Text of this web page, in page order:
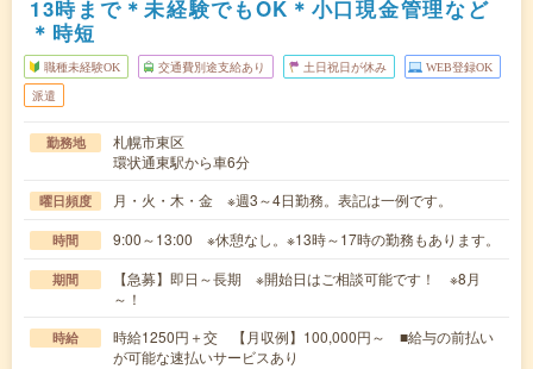
13時まで＊未経験でもOK＊小口現金管理など
＊時短
職種未経験OK 交通費別途支給あり 土日祝日が休み WEB登録OK
派遣
勤務地
札幌市東区
環状通東駅から車6分
曜日頻度 月・火・木・金 ※週3～4日勤務。表記は一例です。
時間 9:00～13:00 ※休憩なし。※13時～17時の勤務もあります。
期間
【急募】即日～長期 ※開始日はご相談可能です！ ※8月
～！
時給
時給1250円＋交 【月収例】100,000円～ ■給与の前払い
が可能な速払いサービスあり